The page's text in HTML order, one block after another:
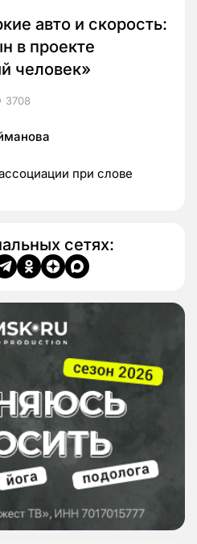
авто и скорость:
в проекте
человек»
3708
при слове
сетях: